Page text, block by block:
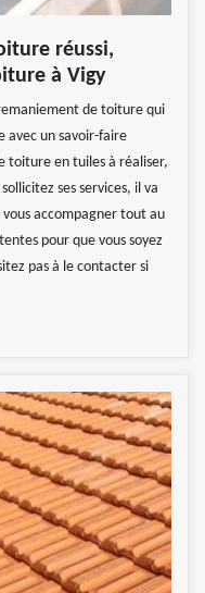
réussi,
à Vigy
de toiture qui
avec un savoir-faire
toiture en tuiles à réaliser,
ses services, il va
accompagner tout au
pour que vous soyez
pas à le contacter si